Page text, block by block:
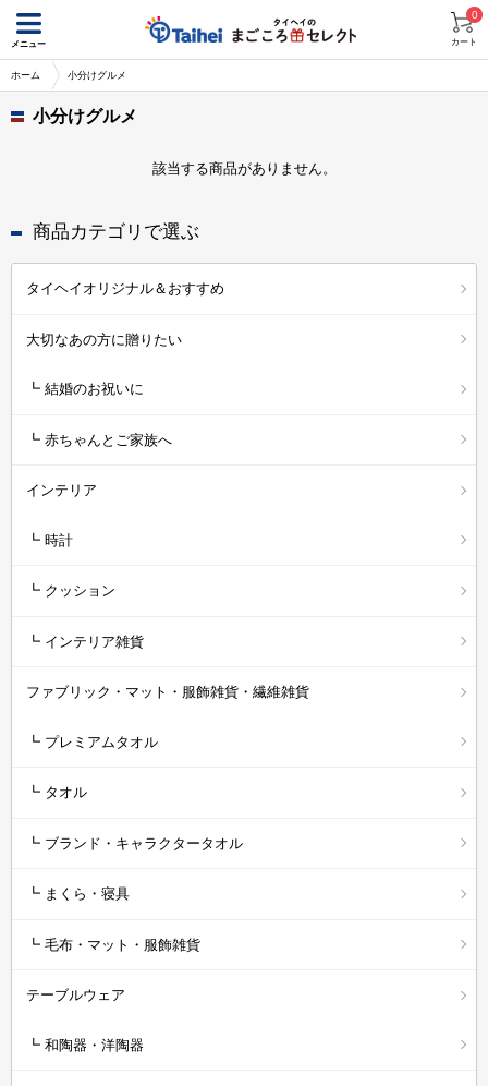
メニュー カート
0
ホーム 小分けグルメ
小分けグルメ
該当する商品がありません。
商品カテゴリで選ぶ
タイヘイオリジナル＆おすすめ
大切なあの方に贈りたい
┗ 結婚のお祝いに
┗ 赤ちゃんとご家族へ
インテリア
┗ 時計
┗ クッション
┗ インテリア雑貨
ファブリック・マット・服飾雑貨・繊維雑貨
┗ プレミアムタオル
┗ タオル
┗ ブランド・キャラクタータオル
┗ まくら・寝具
┗ 毛布・マット・服飾雑貨
テーブルウェア
┗ 和陶器・洋陶器